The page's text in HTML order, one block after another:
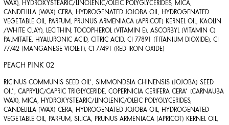
WAX), HYDROXYSTEARIC/LINOLENIC/OLEIC POLYGLYCERIDES, MICA,
CANDELILLA (WAX) CERA, HYDROGENATED JOJOBA OIL, HYDROGENATED
VEGETABLE OIL, PARFUM, PRUNUS ARMENIACA (APRICOT) KERNEL OIL, KAOLIN
/WHITE CLAY), LECITHIN, TOCOPHEROL (VITAMIN E), ASCORBYL (VITAMIN C)
PALMITATE, HYALURONIC ACID, CITRIC ACID, CI 77891 (TITANIUM DIOXIDE), CI
77742 (MANGANESE VIOLET), CI 77491 (RED IRON OXIDE)
PEACH PINK 02
RICINUS COMMUNIS SEED OIL*, SIMMONDSIA CHINENSIS (JOJOBA) SEED
OIL*, CAPRYLIC/CAPRIC TRIGLYCERIDE, COPERNICIA CERIFERA CERA* (CARNAUBA
WAX), MICA, HYDROXYSTEARIC/LINOLENIC/OLEIC POLYGLYCERIDES,
CANDELILLA (WAX) CERA, HYDROGENATED JOJOBA OIL, HYDROGENATED
VEGETABLE OIL, PARFUM, SILICA, PRUNUS ARMENIACA (APRICOT) KERNEL OIL,